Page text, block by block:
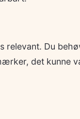
relevant. Du
det kunne